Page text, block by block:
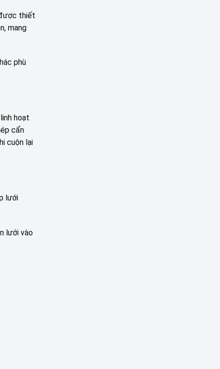
thiết
mang
phù
hoạt
cẩn
cuộn lại
lưới
lưới vào